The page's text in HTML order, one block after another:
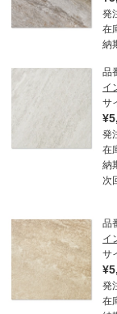
発
在
納
品
イ
サ
発
在
納
次
品
イ
サ
発
在